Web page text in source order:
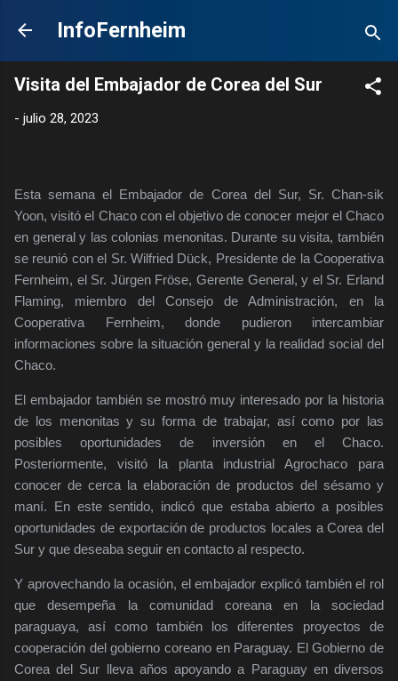
Ir al contenido principal
InfoFernheim
Visita del Embajador de Corea del Sur
- julio 28, 2023
Esta semana el Embajador de Corea del Sur, Sr. Chan-sik
Yoon, visitó el Chaco con el objetivo de conocer mejor el Chaco
en general y las colonias menonitas. Durante su visita, también
se reunió con el Sr. Wilfried Dück, Presidente de la Cooperativa
Fernheim, el Sr. Jürgen Fröse, Gerente General, y el Sr. Erland
Flaming, miembro del Consejo de Administración, en la
Cooperativa Fernheim, donde pudieron intercambiar
informaciones sobre la situación general y la realidad social del
Chaco.
El embajador también se mostró muy interesado por la historia
de los menonitas y su forma de trabajar, así como por las
posibles oportunidades de inversión en el Chaco.
Posteriormente, visitó la planta industrial Agrochaco para
conocer de cerca la elaboración de productos del sésamo y
maní. En este sentido, indicó que estaba abierto a posibles
oportunidades de exportación de productos locales a Corea del
Sur y que deseaba seguir en contacto al respecto.
Y aprovechando la ocasión, el embajador explicó también el rol
que desempeña la comunidad coreana en la sociedad
paraguaya, así como también los diferentes proyectos de
cooperación del gobierno coreano en Paraguay. El Gobierno de
Corea del Sur lleva años apoyando a Paraguay en diversos